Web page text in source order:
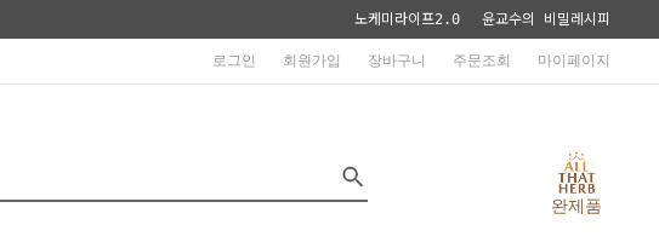
노케미라이프2.0 윤교수의 비밀레시피
로그인 회원가입 장바구니 주문조회 마이페이지
완제품